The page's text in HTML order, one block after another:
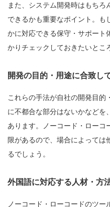
また、システム開発時はもちろ
できるかも重要なポイント。も
かに対応できる保守・サポート
かりチェックしておきたいとこ
開発の目的・用途に合致し
これらの手法が自社の開発目的
に不都合な部分はないかなどを
あります。ノーコード・ローコ
限があるので、場合によっては
るでしょう。
外国語に対応する人材・方
ノーコード・ローコードのツ